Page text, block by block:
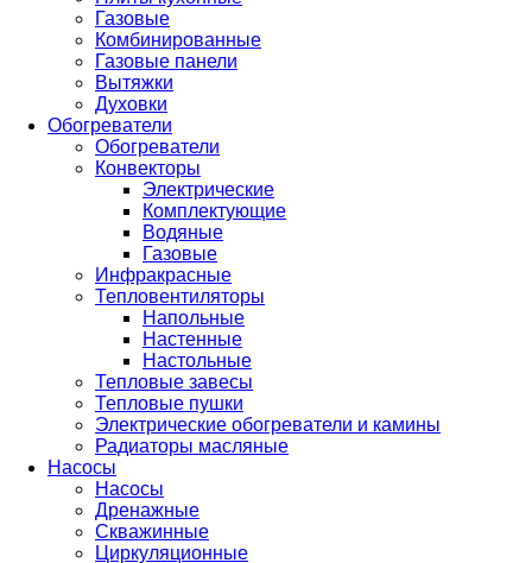
Газовые
Комбинированные
Газовые панели
Вытяжки
Духовки
Обогреватели
Обогреватели
Конвекторы
Электрические
Комплектующие
Водяные
Газовые
Инфракрасные
Тепловентиляторы
Напольные
Настенные
Настольные
Тепловые завесы
Тепловые пушки
Электрические обогреватели и камины
Радиаторы масляные
Насосы
Насосы
Дренажные
Скважинные
Циркуляционные